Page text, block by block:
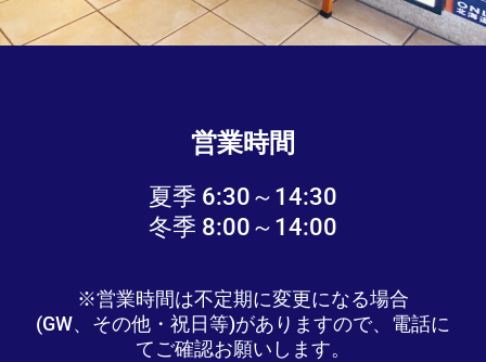
営業時間
夏季 6:30～14:30
冬季 8:00～14:00
※営業時間は不定期に変更になる場合
(GW、その他・祝日等)がありますので、電話に
てご確認お願いします。